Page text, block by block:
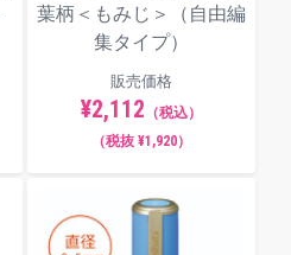
葉柄＜もみじ＞（自由編
集タイプ）
販売価格
¥2,112 （税込）
（税抜 ¥1,920）